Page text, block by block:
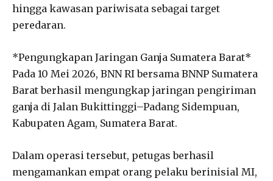
hingga kawasan pariwisata sebagai target
peredaran.
*Pengungkapan Jaringan Ganja Sumatera Barat*
Pada 10 Mei 2026, BNN RI bersama BNNP Sumatera
Barat berhasil mengungkap jaringan pengiriman
ganja di Jalan Bukittinggi–Padang Sidempuan,
Kabupaten Agam, Sumatera Barat.
Dalam operasi tersebut, petugas berhasil
mengamankan empat orang pelaku berinisial MI,